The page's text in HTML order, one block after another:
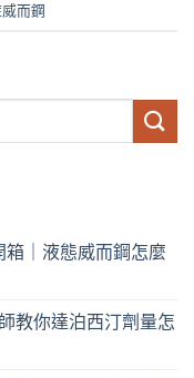
而鋼
箱｜液態威而鋼怎麼
教你達泊西汀劑量怎